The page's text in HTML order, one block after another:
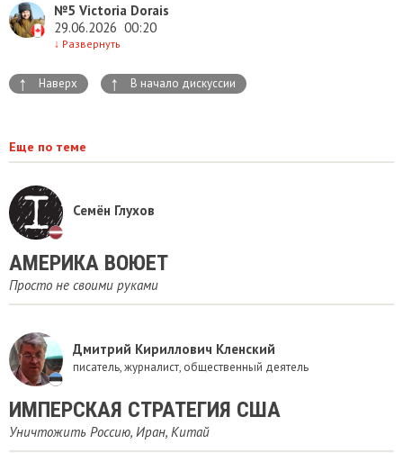
№5 Victoria Dorais
29.06.2026 00:20
↓ Развернуть
↑ Наверх ↑ В начало дискуссии
Еще по теме
Семён Глухов
АМЕРИКА ВОЮЕТ
Просто не своими руками
Дмитрий Кириллович Кленский
писатель, журналист, общественный деятель
ИМПЕРСКАЯ СТРАТЕГИЯ США
Уничтожить Россию, Иран, Китай